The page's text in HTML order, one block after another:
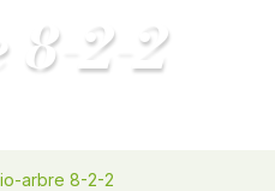
8-2-2
arbre 8-2-2